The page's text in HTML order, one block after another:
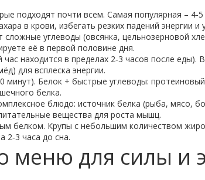
подходят почти всем. Самая популярная –
в крови, избегать резких падений энергии и
углеводы (овсянка, цельнозерновой
её в первой половине дня.
находится в пределах 2‑3 часов после
для всплеска энергии.
минут). Белок + быстрые углеводы:
белка.
блюдо: источник белка (рыба, мясо,
вещества для роста мышц.
белком. Крупы с небольшим количеством
2‑3 часа до сна.
меню для силы и